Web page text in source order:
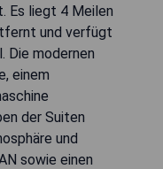
Es liegt 4 Meilen
und verfügt
Die modernen
einem
der Suiten
und
sowie einen